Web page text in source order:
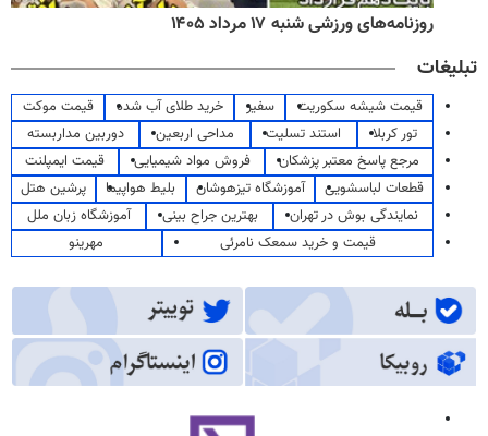
روزنامه‌های ورزشی شنبه ۱۷ مرداد ۱۴۰۵
تبلیغات
قیمت شیشه سکوریت سفیر خرید طلای آب شده
قیمت موکت
تور کربلا
استند تسلیت مداحی اربعین
دوربین مداربسته
مرجع پاسخ معتبر پزشکان
فروش مواد شیمیایی
قیمت ایمپلنت
قطعات لباسشویی
آموزشگاه تیزهوشان بلیط هواپیما
پرشین هتل
نمایندگی بوش در تهران
بهترین جراح بینی
آموزشگاه زبان ملل
قیمت و خرید سمعک نامرئی
مهرینو